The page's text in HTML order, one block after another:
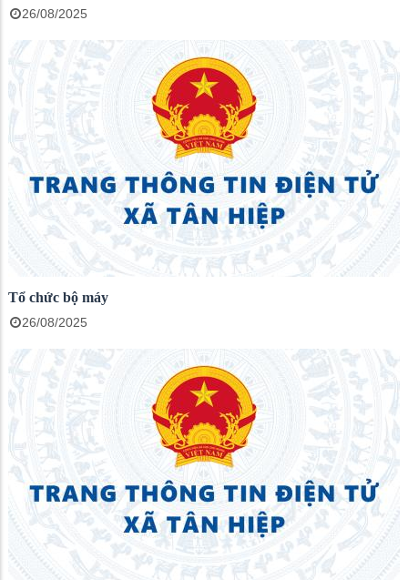
26/08/2025
Tổ chức bộ máy
26/08/2025